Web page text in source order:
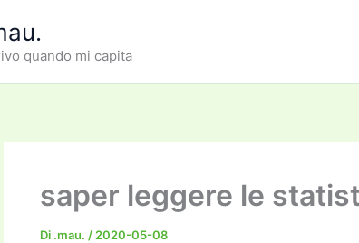
quando mi capita
saper leggere le
Di .mau. / 2020-05-08